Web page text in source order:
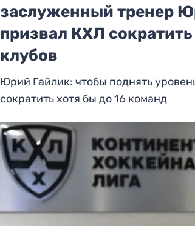
заслуженный тренер
призвал КХЛ
клубов
Юрий Гайлик: чтобы поднять
сократить хотя бы до 16 команд